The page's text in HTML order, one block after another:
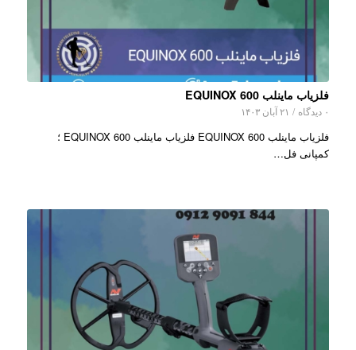
فلزیاب ماینلب EQUINOX 600
۰ دیدگاه / ۲۱ آبان ۱۴۰۳
فلزیاب ماینلب EQUINOX 600 فلزیاب ماینلب EQUINOX 600 ؛
کمپانی فل…